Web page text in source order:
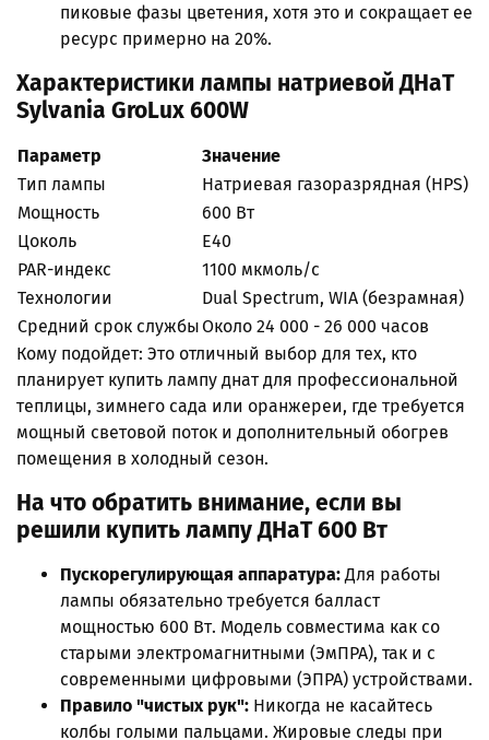
пиковые фазы цветения, хотя это и сокращает ее
ресурс примерно на 20%.
Характеристики лампы натриевой ДНаТ
Sylvania GroLux 600W
Параметр
Значение
Тип лампы
Натриевая газоразрядная (HPS)
Мощность
600 Вт
Цоколь
E40
PAR-индекс
1100 мкмоль/с
Технологии
Dual Spectrum, WIA (безрамная)
Средний срок службыОколо 24 000 - 26 000 часов
Кому подойдет: Это отличный выбор для тех, кто
планирует купить лампу днат для профессиональной
теплицы, зимнего сада или оранжереи, где требуется
мощный световой поток и дополнительный обогрев
помещения в холодный сезон.
На что обратить внимание, если вы
решили купить лампу ДНаТ 600 Вт
Пускорегулирующая аппаратура: Для работы
лампы обязательно требуется балласт
мощностью 600 Вт. Модель совместима как со
старыми электромагнитными (ЭмПРА), так и с
современными цифровыми (ЭПРА) устройствами.
Правило "чистых рук": Никогда не касайтесь
колбы голыми пальцами. Жировые следы при